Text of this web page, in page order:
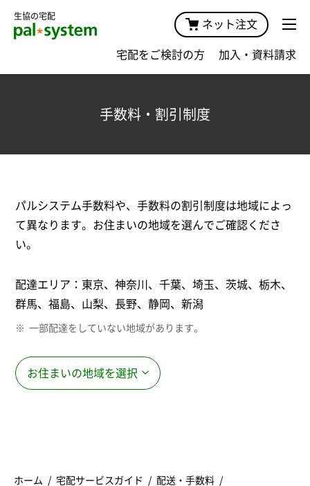
生協の宅配
ネット注文
宅配をご検討の方 加入・資料請求
手数料・割引制度
パルシステム手数料や、手数料の割引制度は地域によっ
て異なります。お住まいの地域を選んでご確認くださ
い。
配達エリア：東京、神奈川、千葉、埼玉、茨城、栃木、
群馬、福島、山梨、長野、静岡、新潟
一部配達をしていない地域があります。
お住まいの地域を選択
ホーム 宅配サービスガイド
配送・手数料